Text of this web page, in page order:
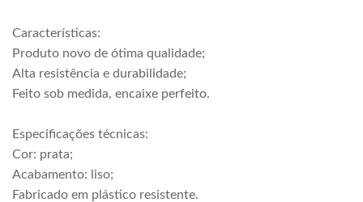
Características:
Produto novo de ótima qualidade;
Alta resistência e durabilidade;
Feito sob medida, encaixe perfeito.
Especificações técnicas:
Cor: prata;
Acabamento: liso;
Fabricado em plástico resistente.